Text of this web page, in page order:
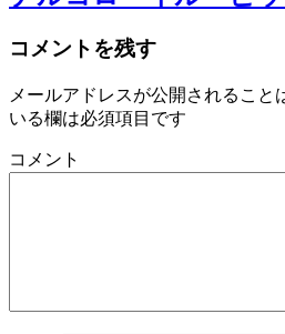
コメントを残す
メールアドレスが公開されること
いる欄は必須項目です
コメント